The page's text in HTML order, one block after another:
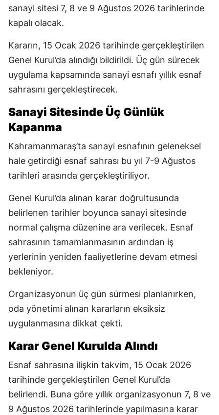
sanayi sitesi 7, 8 ve 9 Ağustos 2026 tarihlerinde
kapalı olacak.
Kararın, 15 Ocak 2026 tarihinde gerçekleştirilen
Genel Kurul’da alındığı bildirildi. Üç gün sürecek
uygulama kapsamında sanayi esnafı yıllık esnaf
sahrasını gerçekleştirecek.
Sanayi Sitesinde Üç Günlük
Kapanma
Kahramanmaraş’ta sanayi esnafının geleneksel
hale getirdiği esnaf sahrası bu yıl 7-9 Ağustos
tarihleri arasında gerçekleştiriliyor.
Genel Kurul’da alınan karar doğrultusunda
belirlenen tarihler boyunca sanayi sitesinde
normal çalışma düzenine ara verilecek. Esnaf
sahrasının tamamlanmasının ardından iş
yerlerinin yeniden faaliyetlerine devam etmesi
bekleniyor.
Organizasyonun üç gün sürmesi planlanırken,
oda yönetimi alınan kararların eksiksiz
uygulanmasına dikkat çekti.
Karar Genel Kurulda Alındı
Esnaf sahrasına ilişkin takvim, 15 Ocak 2026
tarihinde gerçekleştirilen Genel Kurul’da
belirlendi. Buna göre yıllık organizasyonun 7, 8 ve
9 Ağustos 2026 tarihlerinde yapılmasına karar